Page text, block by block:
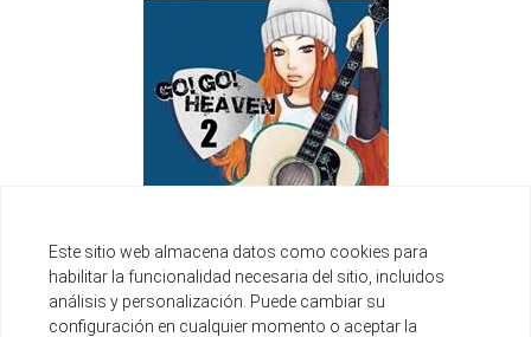
Este sitio web almacena datos como cookies para
habilitar la funcionalidad necesaria del sitio, incluidos
análisis y personalización. Puede cambiar su
configuración en cualquier momento o aceptar la